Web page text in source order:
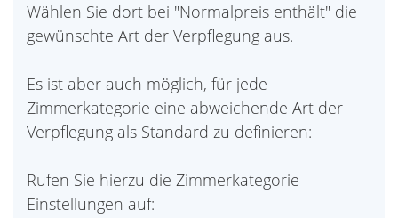
Wählen Sie dort bei "Normalpreis enthält" die
gewünschte Art der Verpflegung aus.
Es ist aber auch möglich, für jede
Zimmerkategorie eine abweichende Art der
Verpflegung als Standard zu definieren:
Rufen Sie hierzu die Zimmerkategorie-
Einstellungen auf: